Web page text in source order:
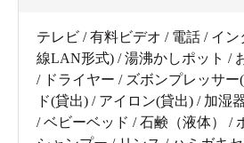
テレビ / 有料ビデオ / 電話 / イ
線LAN形式) / 湯沸かしポット /
/ ドライヤー / ズボンプレッサー
ド(貸出) / アイロン(貸出) / 加湿
/ ベビーベッド / 石鹸（液体） /